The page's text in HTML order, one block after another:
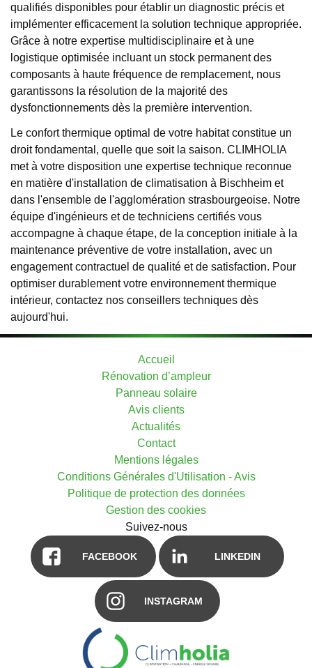
qualifiés disponibles pour établir un diagnostic précis et
implémenter efficacement la solution technique appropriée.
Grâce à notre expertise multidisciplinaire et à une
logistique optimisée incluant un stock permanent des
composants à haute fréquence de remplacement, nous
garantissons la résolution de la majorité des
dysfonctionnements dès la première intervention.
Le confort thermique optimal de votre habitat constitue un
droit fondamental, quelle que soit la saison. CLIMHOLIA
met à votre disposition une expertise technique reconnue
en matière d'installation de climatisation à Bischheim et
dans l'ensemble de l'agglomération strasbourgeoise. Notre
équipe d'ingénieurs et de techniciens certifiés vous
accompagne à chaque étape, de la conception initiale à la
maintenance préventive de votre installation, avec un
engagement contractuel de qualité et de satisfaction. Pour
optimiser durablement votre environnement thermique
intérieur, contactez nos conseillers techniques dès
aujourd'hui.
Accueil
Rénovation d’ampleur
Panneau solaire
Avis clients
Actualités
Contact
Mentions légales
Conditions Générales d'Utilisation - Avis
Politique de protection des données
Gestion des cookies
Suivez-nous
FACEBOOK LINKEDIN
INSTAGRAM